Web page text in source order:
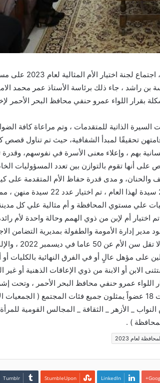
عقد بمديرية التضامن الاجتماعي
بن راشد ، جاء ذلك برئاسة الأستاذ عمر محمد
بقرار اللواء عمرو حنفي محافظ البحر الأحمر
السيرة الذاتية للمتقدمات ، وتم مراعاة كافة
تحقيقًا لمبدأ الشفافية، حيث تم تناول قصص
بهم ، وإعلاء معنى الأسرة في نفوسهم،
أنها تقوم بالتوازن بين تعدد المسؤوليات
والحنان، و مدى قدرة حفاظ الأم المتقدمة على
كما أكد وكيل المديرية أن عدد المتقدمات بلغ 29 سيدة لهذا
علي مستوي المحافظة و أم مثالية علي كل
إدارة الأمومة والطفولة بمديرية التضامن
ضمن شروط الاختيار الخاصة
على مؤهل عالٍ أو في الفرق النهائية بالكليات أو
أو الابنة من ذوي الإعاقات الذهنية أو غير
اللواء عمرو حنفي محافظ البحر الأحمر ، وتحت
محمد بنداري السكرتير العام للمحافظة ، و ضمت 18 عضواً يمثلون جميع فئات المجتمع (
_ الأزهر _ الثقافة _ المجالس القومية للمرأة
) .
لعام 2023
LinkedIn
‏StumbleUpon
‏Tumblr